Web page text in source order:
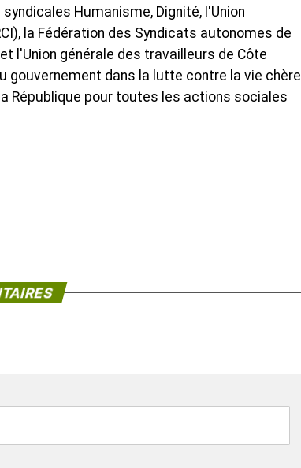
Humanisme, Dignité, l'Union
la Fédération des Syndicats autonomes de
l'Union générale des travailleurs de Côte
gouvernement dans la lutte contre la vie chère
République pour toutes les actions sociales